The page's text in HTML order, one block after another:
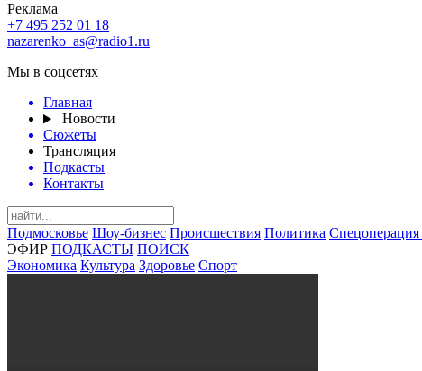
Реклама
+7 495 252 01 18
nazarenko_as@radio1.ru
Мы в соцсетях
Главная
Новости
Сюжеты
Трансляция
Подкасты
Контакты
Подмосковье Шоу-бизнес Происшествия Политика
ЭФИР ПОДКАСТЫ ПОИСК
Экономика Культура Здоровье Спорт